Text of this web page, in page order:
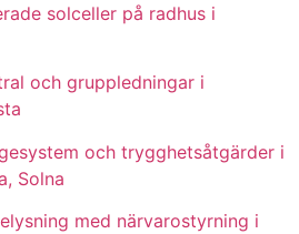
solceller på radhus i
och gruppledningar i
och trygghetsåtgärder i
Solna
med närvarostyrning i